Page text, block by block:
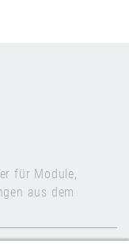
für Module,
aus dem